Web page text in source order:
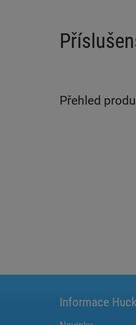
Přehled
Informace Huck